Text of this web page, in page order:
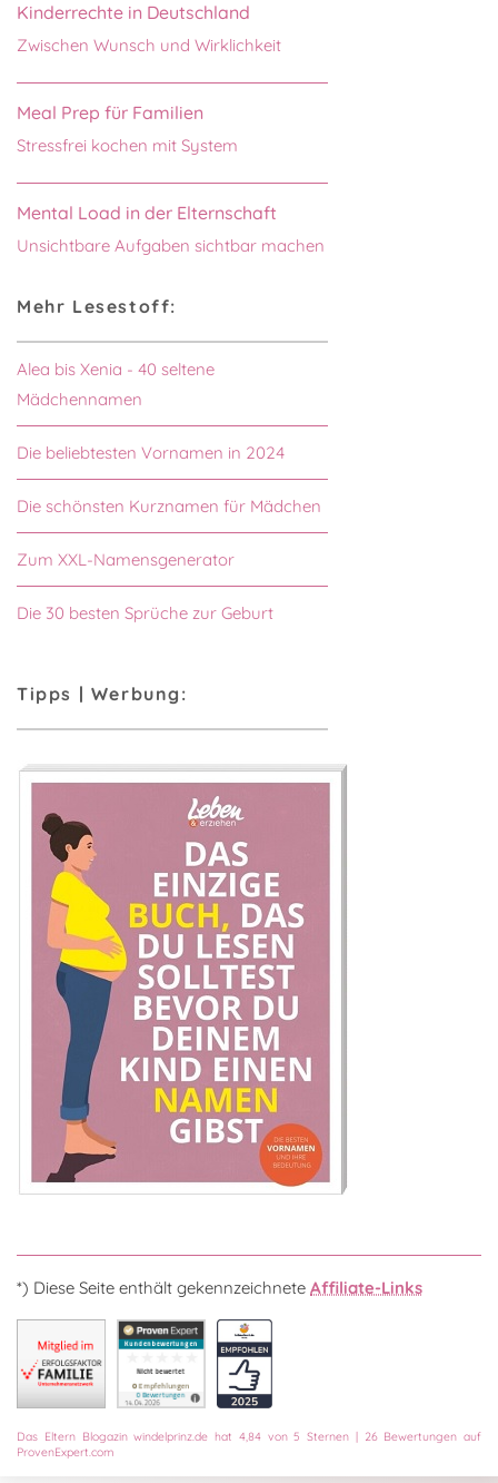
Kinderrechte in Deutschland
Zwischen Wunsch und Wirklichkeit
Meal Prep für Familien
Stressfrei kochen mit System
Mental Load in der Elternschaft
Unsichtbare Aufgaben sichtbar machen
Mehr Lesestoff:
Alea bis Xenia - 40 seltene
Mädchennamen
Die beliebtesten Vornamen in 2024
Die schönsten Kurznamen für Mädchen
Zum XXL-Namensgenerator
Die 30 besten Sprüche zur Geburt
Tipps | Werbung:
*) Diese Seite enthält gekennzeichnete Affiliate-Links
Das Eltern Blogazin windelprinz.de hat 4,84von5 Sternen | 26Bewertungen auf
ProvenExpert.com